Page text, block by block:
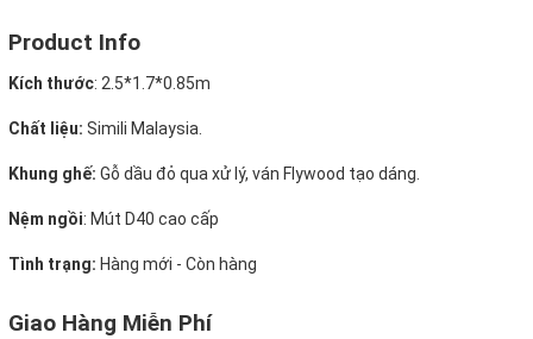
Product Info
Kích thước: 2.5*1.7*0.85m
Chất liệu: Simili Malaysia.
Khung ghế: Gỗ dầu đỏ qua xử lý, ván Flywood tạo dáng.
Nệm ngồi: Mút D40 cao cấp
Tình trạng: Hàng mới - Còn hàng
Giao Hàng Miễn Phí